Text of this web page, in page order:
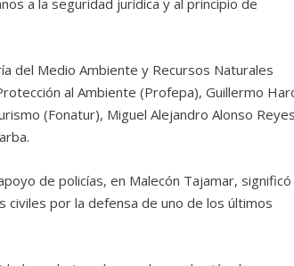
del Medio Ambiente y Recursos Naturales
al Ambiente (Profepa), Guillermo
(Fonatur), Miguel Alejandro Alonso
de policías, en Malecón Tajamar, significó
civiles por la defensa de uno de los últimos